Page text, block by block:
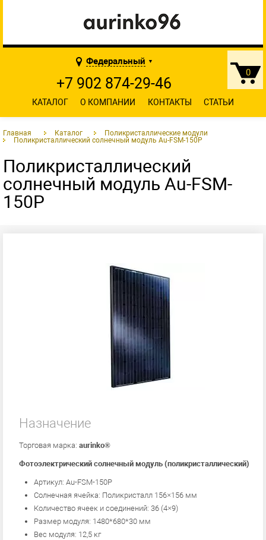
0
Федеральный ▼
+7 902 874-29-46
КАТАЛОГ О КОМПАНИИ КОНТАКТЫ СТАТЬИ
Главная Каталог
Поликристаллические модули
Поликристаллический солнечный модуль Au-FSM-150P
Поликристаллический
солнечный модуль Au-FSM-
150P
Назначение
Торговая марка: aurinko®
Фотоэлектрический солнечный модуль (поликристаллический)
Артикул: Au-FSM-150P
Солнечная ячейка: Поликристалл 156×156 мм
Количество ячеек и соединений: 36 (4×9)
Размер модуля: 1480*680*30 мм
Вес модуля: 12,5 кг